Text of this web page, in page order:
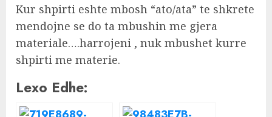
Kur shpirti eshte mbosh “ato/ata” te shkrete
mendojne se do ta mbushin me gjera
materiale….harrojeni , nuk mbushet kurre
shpirti me materie.
Lexo Edhe: